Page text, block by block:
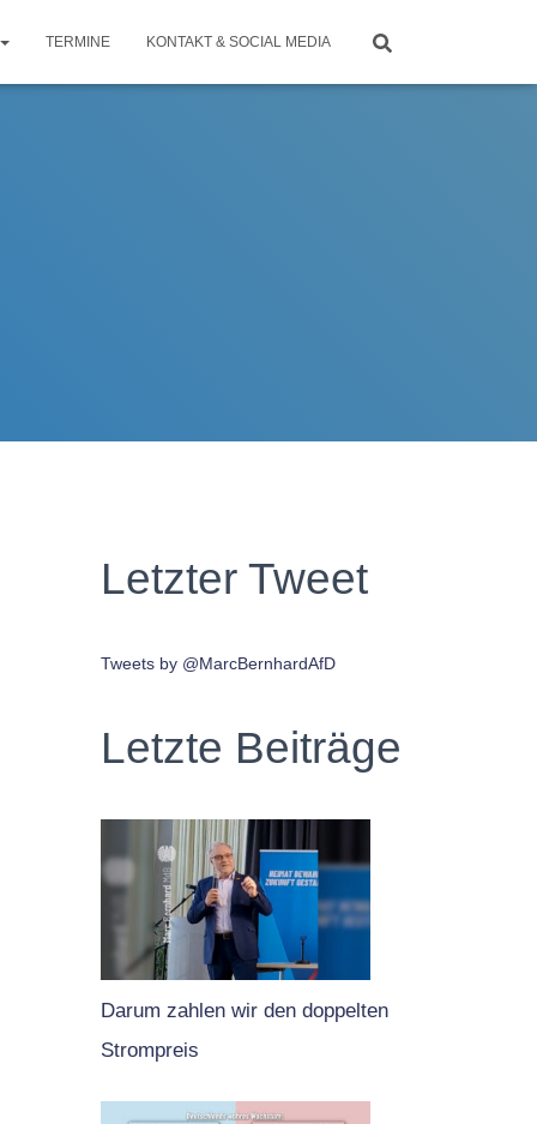
TERMINE KONTAKT & SOCIAL MEDIA
Letzter Tweet
Tweets by @MarcBernhardAfD
Letzte Beiträge
Darum zahlen wir den doppelten
Strompreis